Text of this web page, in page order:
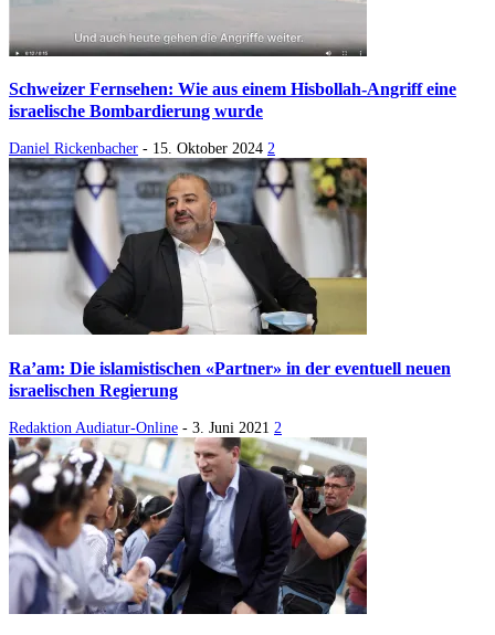
Schweizer Fernsehen: Wie aus einem Hisbollah-Angriff eine
israelische Bombardierung wurde
Daniel Rickenbacher - 15. Oktober 2024 2
Ra’am: Die islamistischen «Partner» in der eventuell neuen
israelischen Regierung
Redaktion Audiatur-Online - 3. Juni 2021 2